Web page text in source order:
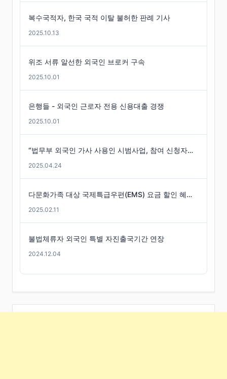
복수국적자, 한국 국적 이탈 불허한 판례 기사
2025.10.13
위조 서류 알선한 외국인 브로커 구속
2025.10.01
은행들 - 외국인 근로자 전용 신용대출 경쟁
2025.10.01
“법무부 외국인 가사 사용인 시범사업, 참여 신청자는 미미”
2025.04.24
다문화가족 대상 국제특급우편(EMS) 요금 할인 혜택 -경기도
2025.02.11
불법체류자 외국인 특별 자진출국기간 연장
2024.12.04